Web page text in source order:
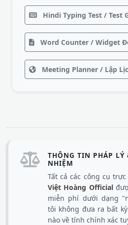
Hindi Typing Test / Test
Word Counter / Widget
Meeting Planner / Lập
THÔNG TIN PHÁP LÝ
NHIỆM
Tất cả các công cụ
Việt Hoàng Official
miễn phí dưới dạng
tôi không đưa ra bất
nào về tính chính xác